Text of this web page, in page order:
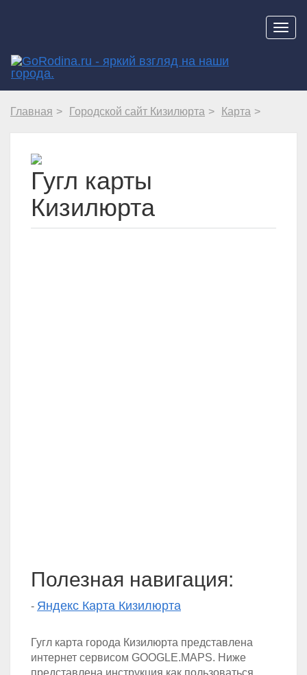
Главная Городской сайт Кизилюрта Карта
Гугл карты
Кизилюрта
Полезная навигация:
- Яндекс Карта Кизилюрта
Гугл карта города Кизилюрта представлена
интернет сервисом GOOGLE.MAPS. Ниже
представлена инструкция как пользоваться